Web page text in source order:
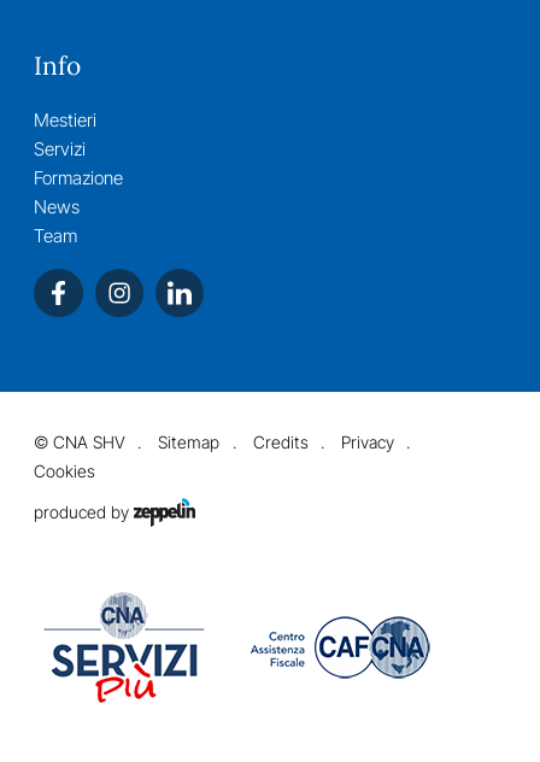
Info
Mestieri
Servizi
Formazione
News
Team
©CNA SHV Sitemap Credits
Privacy
Cookies
produced by